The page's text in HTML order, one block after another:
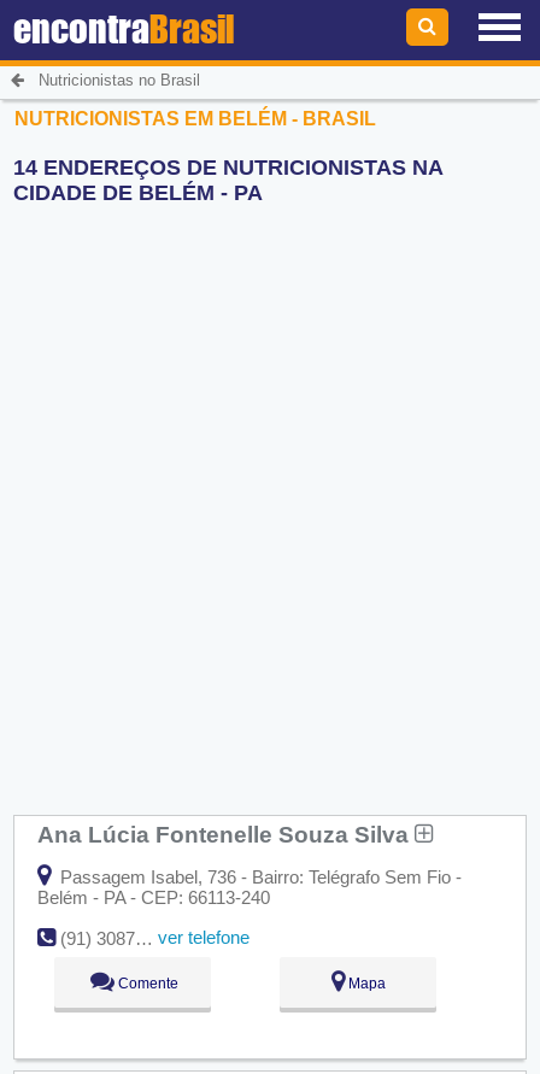
encontraBrasil
Nutricionistas no Brasil
NUTRICIONISTAS EM BELÉM - BRASIL
14 ENDEREÇOS DE NUTRICIONISTAS NA
CIDADE DE BELÉM - PA
Ana Lúcia Fontenelle Souza Silva
Passagem Isabel, 736 - Bairro: Telégrafo Sem Fio -
Belém - PA - CEP: 66113-240
(91) 3087-8841
ver telefone
Comente Mapa